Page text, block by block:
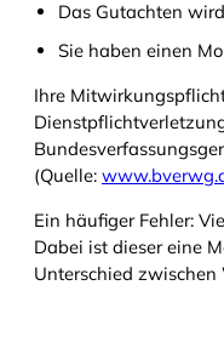
Das Gutachten
Sie haben einen
Ihre
(Quelle:
Ein häufiger Fehler:
Dabei ist dieser eine
Unterschied